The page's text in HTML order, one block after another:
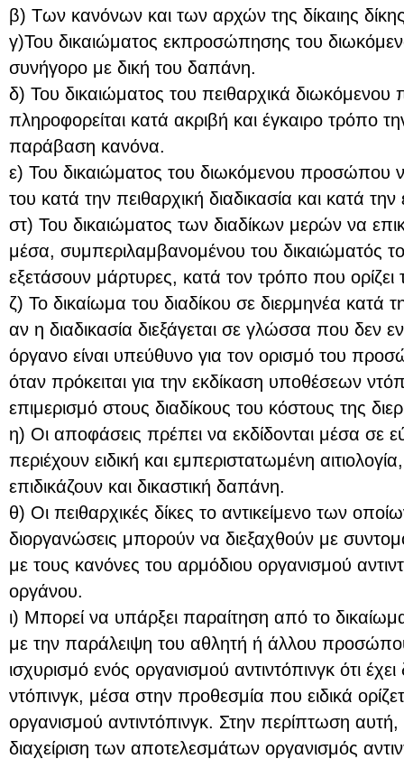
β) Των κανόνων και των αρχών της δίκαιης
γ)Του δικαιώματος εκπροσώπησης του
συνήγορο με δική του δαπάνη.
δ) Του δικαιώματος του πειθαρχικά
πληροφορείται κατά ακριβή και έγκαιρο τρόπο
παράβαση κανόνα.
ε) Του δικαιώματος του διωκόμενου προσώπου
του κατά την πειθαρχική διαδικασία και κατά
στ) Του δικαιώματος των διαδίκων μερών να
μέσα, συμπεριλαμβανομένου του δικαιώματός
εξετάσουν μάρτυρες, κατά τον τρόπο που ορίζει
ζ) Το δικαίωμα του διαδίκου σε διερμηνέα κατά
αν η διαδικασία διεξάγεται σε γλώσσα που δεν
όργανο είναι υπεύθυνο για τον ορισμό του
όταν πρόκειται για την εκδίκαση υποθέσεων
επιμερισμό στους διαδίκους του κόστους της
η) Οι αποφάσεις πρέπει να εκδίδονται μέσα σε
περιέχουν ειδική και εμπεριστατωμένη
επιδικάζουν και δικαστική δαπάνη.
θ) Οι πειθαρχικές δίκες το αντικείμενο των
διοργανώσεις μπορούν να διεξαχθούν με
με τους κανόνες του αρμόδιου οργανισμού
οργάνου.
ι) Μπορεί να υπάρξει παραίτηση από το
με την παράλειψη του αθλητή ή άλλου
ισχυρισμό ενός οργανισμού αντιντόπινγκ ότι
ντόπινγκ, μέσα στην προθεσμία που ειδικά
οργανισμού αντιντόπινγκ. Στην περίπτωση αυτή,
διαχείριση των αποτελεσμάτων οργανισμός